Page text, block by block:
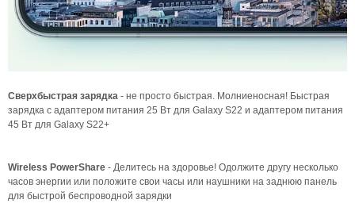
Сверхбыстрая зарядка - не просто быстрая. Молниеносная! Быстрая
зарядка с адаптером питания 25 Вт для Galaxy S22 и адаптером питания
45 Вт для Galaxy S22+
Wireless PowerShare - Делитесь на здоровье! Одолжите другу несколько
часов энергии или положите свои часы или наушники на заднюю панель
для быстрой беспроводной зарядки